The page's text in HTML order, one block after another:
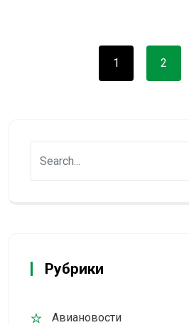
1 2
Рубрики
Авиановости